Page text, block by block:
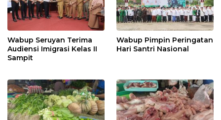
Wabup Seruyan Terima
Audiensi Imigrasi Kelas II
Sampit
Wabup Pimpin Peringatan
Hari Santri Nasional